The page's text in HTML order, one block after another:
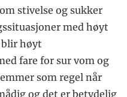
stivelse og sukker
med høyt
blir høyt
fare for sur vom og
som regel når
og det er betydelig